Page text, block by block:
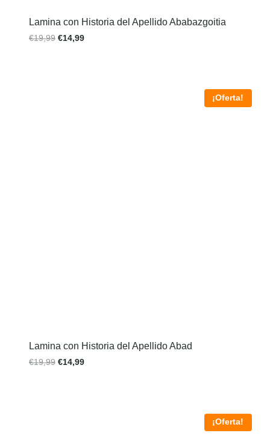
Lamina con Historia del Apellido Ababazgoitia
€19,99 €14,99
¡Oferta!
Lamina con Historia del Apellido Abad
€19,99 €14,99
¡Oferta!